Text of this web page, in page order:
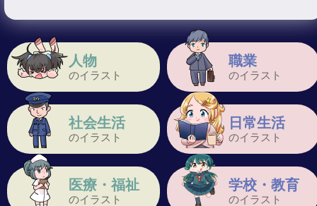
人物
のイラスト
職業
のイラスト
社会生活
のイラスト
日常生活
のイラスト
医療・福祉
のイラスト
学校・教育
のイラスト